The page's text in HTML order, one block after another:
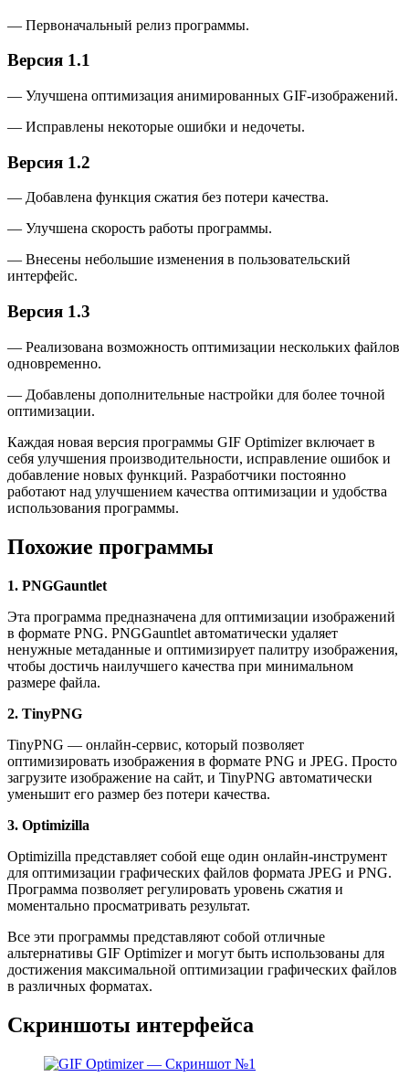
— Первоначальный релиз программы.
Версия 1.1
— Улучшена оптимизация анимированных GIF-изображений.
— Исправлены некоторые ошибки и недочеты.
Версия 1.2
— Добавлена функция сжатия без потери качества.
— Улучшена скорость работы программы.
— Внесены небольшие изменения в пользовательский
интерфейс.
Версия 1.3
— Реализована возможность оптимизации нескольких файлов
одновременно.
— Добавлены дополнительные настройки для более точной
оптимизации.
Каждая новая версия программы GIF Optimizer включает в
себя улучшения производительности, исправление ошибок и
добавление новых функций. Разработчики постоянно
работают над улучшением качества оптимизации и удобства
использования программы.
Похожие программы
1. PNGGauntlet
Эта программа предназначена для оптимизации изображений
в формате PNG. PNGGauntlet автоматически удаляет
ненужные метаданные и оптимизирует палитру изображения,
чтобы достичь наилучшего качества при минимальном
размере файла.
2. TinyPNG
TinyPNG — онлайн-сервис, который позволяет
оптимизировать изображения в формате PNG и JPEG. Просто
загрузите изображение на сайт, и TinyPNG автоматически
уменьшит его размер без потери качества.
3. Optimizilla
Optimizilla представляет собой еще один онлайн-инструмент
для оптимизации графических файлов формата JPEG и PNG.
Программа позволяет регулировать уровень сжатия и
моментально просматривать результат.
Все эти программы представляют собой отличные
альтернативы GIF Optimizer и могут быть использованы для
достижения максимальной оптимизации графических файлов
в различных форматах.
Скриншоты интерфейса